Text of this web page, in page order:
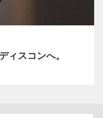
ィスコンへ。